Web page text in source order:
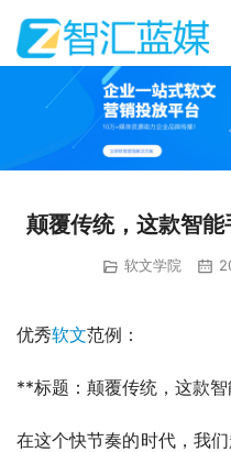
颠覆传统，这款智
软文学院
优秀软文范例：
**标题：颠覆传统，这款
在这个快节奏的时代，我